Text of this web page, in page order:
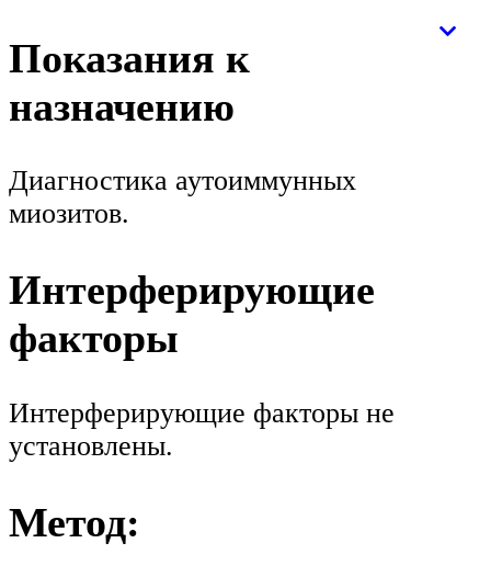
Показания к
назначению
Диагностика аутоиммунных
миозитов.
Интерферирующие
факторы
Интерферирующие факторы не
установлены.
Метод: